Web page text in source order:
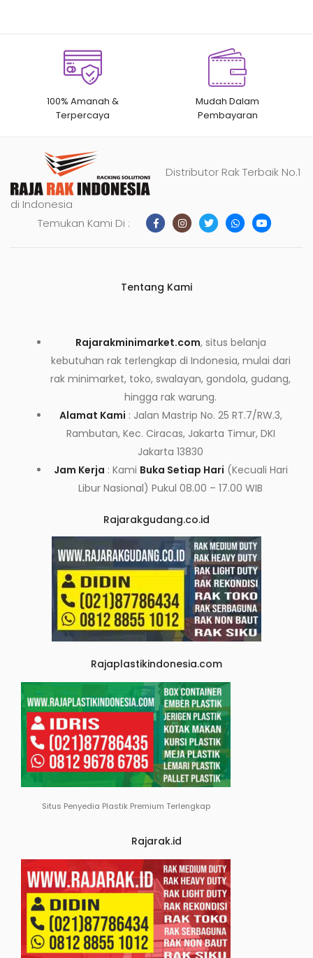
100% Amanah &
Terpercaya
Mudah Dalam
Pembayaran
Distributor Rak Terbaik No.1
di Indonesia
Temukan Kami Di :
Tentang Kami
Rajarakminimarket.com, situs belanja
kebutuhan rak terlengkap di Indonesia, mulai dari
rak minimarket, toko, swalayan, gondola, gudang,
hingga rak warung.
Alamat Kami : Jalan Mastrip No. 25 RT.7/RW.3,
Rambutan, Kec. Ciracas, Jakarta Timur, DKI
Jakarta 13830
Jam Kerja : Kami Buka Setiap Hari (Kecuali Hari
Libur Nasional) Pukul 08.00 – 17.00 WIB
Rajarakgudang.co.id
Rajaplastikindonesia.com
Situs Penyedia Plastik Premium Terlengkap
Rajarak.id